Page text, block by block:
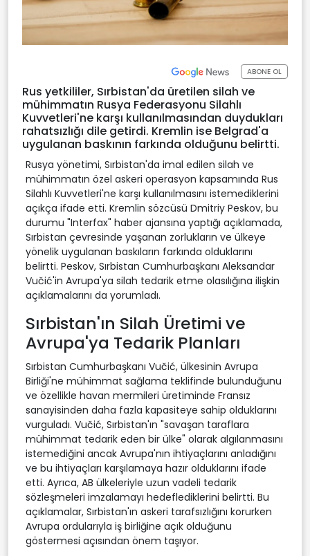
ABONE OL
Rus yetkililer, Sırbistan'da üretilen silah ve
mühimmatın Rusya Federasyonu Silahlı
Kuvvetleri'ne karşı kullanılmasından duydukları
rahatsızlığı dile getirdi. Kremlin ise Belgrad'a
uygulanan baskının farkında olduğunu belirtti.
Rusya yönetimi, Sırbistan'da imal edilen silah ve
mühimmatın özel askeri operasyon kapsamında Rus
Silahlı Kuvvetleri'ne karşı kullanılmasını istemediklerini
açıkça ifade etti. Kremlin sözcüsü Dmitriy Peskov, bu
durumu "Interfax" haber ajansına yaptığı açıklamada,
Sırbistan çevresinde yaşanan zorlukların ve ülkeye
yönelik uygulanan baskıların farkında olduklarını
belirtti. Peskov, Sırbistan Cumhurbaşkanı Aleksandar
Vučić'in Avrupa'ya silah tedarik etme olasılığına ilişkin
açıklamalarını da yorumladı.
Sırbistan'ın Silah Üretimi ve
Avrupa'ya Tedarik Planları
Sırbistan Cumhurbaşkanı Vučić, ülkesinin Avrupa
Birliği'ne mühimmat sağlama teklifinde bulunduğunu
ve özellikle havan mermileri üretiminde Fransız
sanayisinden daha fazla kapasiteye sahip olduklarını
vurguladı. Vučić, Sırbistan'ın "savaşan taraflara
mühimmat tedarik eden bir ülke" olarak algılanmasını
istemediğini ancak Avrupa'nın ihtiyaçlarını anladığını
ve bu ihtiyaçları karşılamaya hazır olduklarını ifade
etti. Ayrıca, AB ülkeleriyle uzun vadeli tedarik
sözleşmeleri imzalamayı hedeflediklerini belirtti. Bu
açıklamalar, Sırbistan'ın askeri tarafsızlığını korurken
Avrupa ordularıyla iş birliğine açık olduğunu
göstermesi açısından önem taşıyor.